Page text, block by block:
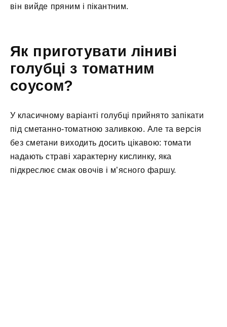
він вийде пряним і пікантним.
Як приготувати ліниві
голубці з томатним
соусом?
У класичному варіанті голубці прийнято запікати
під сметанно-томатною заливкою. Але та версія
без сметани виходить досить цікавою: томати
надають страві характерну кислинку, яка
підкреслює смак овочів і м’ясного фаршу.